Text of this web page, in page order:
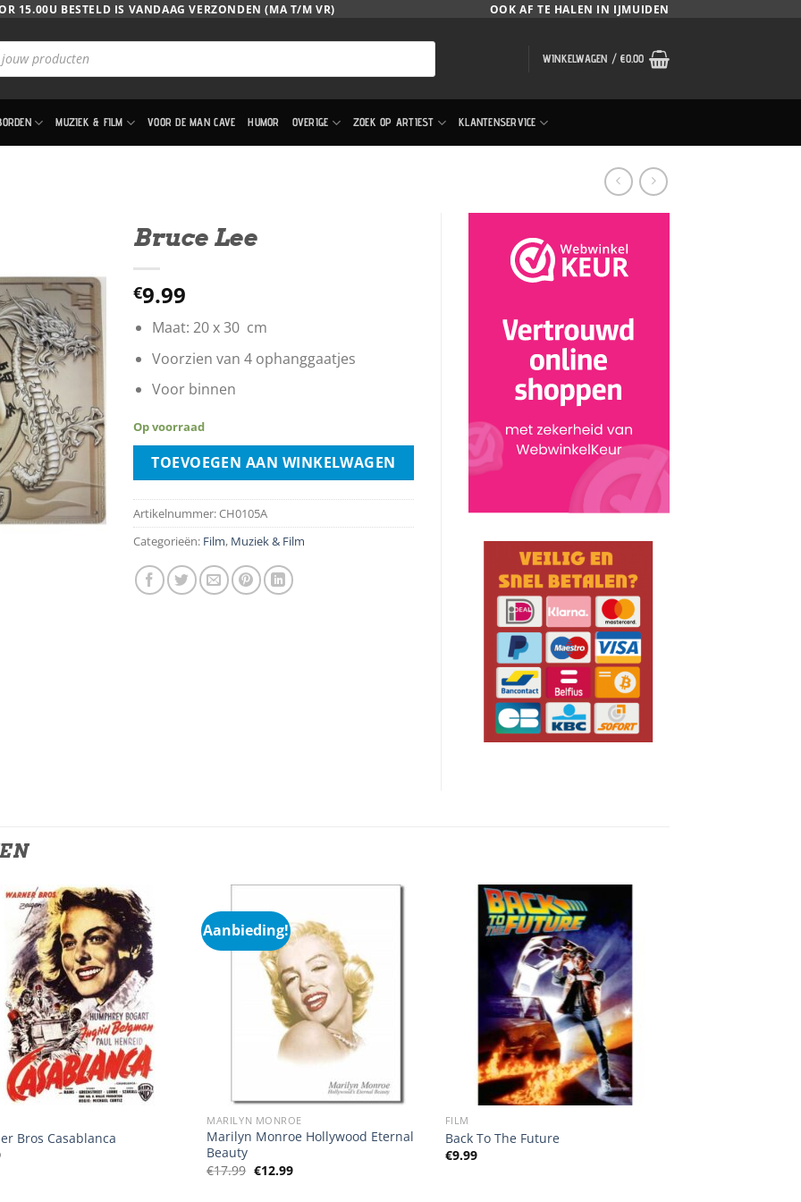
15.00U BESTELD IS VANDAAG VERZONDEN (MA T/M VR) OOK AF TE HALEN IN IJMUIDEN
WINKELWAGEN /€0.00
MUZIEK & FILM VOOR DE MAN CAVE HUMOR OVERIGE ZOEK OP ARTIEST KLANTENSERVICE
Bruce Lee
€9.99
Maat: 20 x 30 cm
Voorzien van 4 ophanggaatjes
Voor binnen
Op voorraad
TOEVOEGEN AAN WINKELWAGEN
Artikelnummer:CH0105A
Categorieën: Film, Muziek & Film
Bros Casablanca
Aanbieding!
MARILYN MONROE
Marilyn Monroe Hollywood Eternal
Beauty
€17.99 Oorspronkelijke
€12.99Huidige
FILM
Back To The Future
€9.99